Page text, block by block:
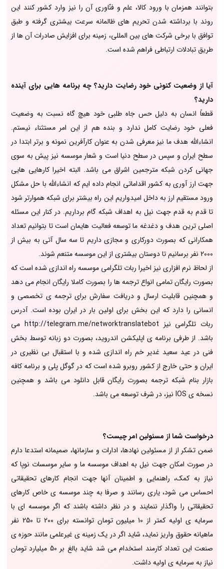
بتوانند همزمان با ورود کالا، علم و فنّاوری آن را نیز وارد کشور کنند این
روند با برداشته شدن تحریم های ظالمانه سرعت بیشتری گرفته و طبق
توافق با برخی شرکت های بین المللی، زمینه برای افزایش صادرات آن ها از
طریق تبادلات ارتباطی فراهم شده است.
آیا از وضعیت کنونی خود رضایت دارید؟ چه برنامه هایی برای آینده
دارید؟
قطعاً انسان به دلیل حس جاه طلبی خود هیچ گاه نسبت به وضعیت
فعلی خود رضایت کامل ندارد و بنده هم از این امر مستثناء نیستم.
انشاءالله هدف ما نیز معرفی شدن به عنوان کارآفرین نمونه و برتر ابتدا در
سطح ایران و سپس در سطح دنیا است و شعار موسسه نیز پیش به سوی
جهانی کردن شبکه مترجمین اشراق می باشد. البته اخیرا کارهایی هایی
جهت ارز آوری به کشور اقداماتی انجام داده ایم که انشاءالله با حل مشکل
ورود مستقیم ارز به داخل امیدواریم این راه بیشتر برای شبکه هموارتر شود
تا قدم به قدم جهت نیل به اهداف شبکه گام برداریم. در کنار این مسئله
اصلی ترین هدف و دغدغه ما توسعه فعالیت هایمان است تا بتوانیم تعداد
همکارانی که بصورت دورکاری و مجازی داریم تا سه سال آتی به بیش از
2000 نفر برسانیم تا دوستان بیشتری از این موسسه متنعم شوند.
از لحاظ نرم افزاری نیز اخیرا ربات تلگرامی موسسه راه اندازی شده است که
بصورت رایگان تمامی انواع ترجمه ها را بصورت کاملا رایگان انجام می دهد
و همچنین قابلیت ارسال و دریافت سفارش برای ترجمه ی تخصصی و
انسانی را دارد که این بخش برای اولین بار در ایران بوده است. آدرس
ربات تلگرامی نیز http://telegram.me/networktranslatebot می
باشد. از طرفی برنامه ی اپلیکشن اندروید، بصورت دو زبانه توسط بخش
فنی در عید سعید غدیر خم راه اندازی شده و با استقبال بی نظیری در
ایران و حتی خارج از کشور روبرو شده است که در گوگل پلی و برنامه کافه
بازار بنام شبکه ترجمه بصورت رایگان قابل دانلود می باشد و همچنین
نسخه ی IOS نیز، در شرف توسعه می باشد.
درخواست شما از مسئولین امر چیست؟
ضمن تشکر از از مسئولین نهادها، ادارات و سازمانها، صمیمانه استدعا دارم
در صورت امکان جهت نیل به اهداف موسسه ما و سایر موسسات نوپا که
نیاز به کمک، راهنمایی و اطمینان آنها جهت انجام کارهای تحقیقاتی
احساس می شود، یاری رسانند و صرفا به چند موسسه ی خاص کارهای
تحقیقاتی را واگذار ننمایند و در نظر داشته باشند که اگر موسسه ای با
سرمایه ی اولیه کمتر از 10 میلیون تومان توانسته برای 200 تا 250 نفر
ماهیانه حقوق واریز نماید، شاید اگر در یک زمینه ی غیرعلمی مانند حوزه ی
صنعت این تعداد کارمند استخدام می شد شاید بالغ بر 50 میلیارد تومان
نیاز به سرمایه ی اولیه داشت.